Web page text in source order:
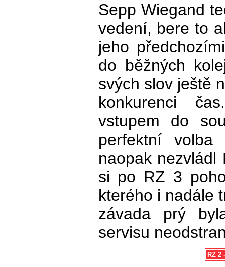
Sepp Wiegand
vedení, bere to
jeho
do běžných
svých slov ještě
konkurenci
vstupem do
perfektní volba
naopak
si po RZ 3
kterého i nadále
závada prý
servisu
RZ 2